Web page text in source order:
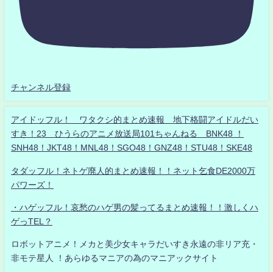
チャンネル登録
アイドッフル！ ワタクシ的まとめ速報 地下格闘アイドルだい
すき！23 ひうらのアニメ放送局101ちゃんねる BNK48 ！
SNH48！JKT48！MNL48！SGO48！GNZ48！STU48！SKE48
タダッフル！ネトゲ廃人的まとめ速報！！ネット乞食DE2000万
パワーズ！
・ハゲッフル！哀愁のハゲ男の髪ってるまとめ速報！！激しくハ
ゲっTEL？
ロボットアニメ！メカと美少女キャラだいすき永遠の非リア充・
非モテ星人 ！あらゆるマニアの為のマニアックサイト